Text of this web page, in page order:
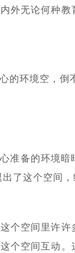
外无论何种
的环境空，倒
准备的环境暗
了这个空间
个空间里许
个空间互动